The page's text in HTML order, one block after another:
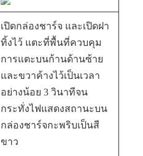
เปิดกล่องชาร์จ และเปิดฝา
ทิ้งไว้ แตะที่พื้นที่ควบคุม
การแตะบนก้านด้านซ้าย
และขวาค้างไว้เป็นเวลา
อย่างน้อย 3 วินาทีจน
กระทั่งไฟแสดงสถานะบน
กล่องชาร์จกะพริบเป็นสี
ขาว